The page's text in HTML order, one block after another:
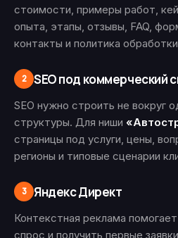
стоимости, примеры работ,
опыта, этапы, отзывы, FAQ,
контакты и политика
2 SEO под коммерческий
SEO нужно строить не вокруг
структуры. Для ниши
страницы под услуги, цены,
регионы и типовые сценарии
3 Яндекс Директ
Контекстная реклама
спрос и получить первые